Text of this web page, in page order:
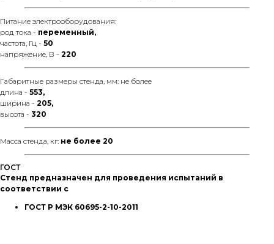
Питание электрооборудования:
род тока - переменный,
частота, Гц - 50
напряжение, В - 220
Габаритные размеры стенда, мм: не более
длина - 553,
ширина - 205,
высота - 320
Масса стенда, кг: не более 20
ГОСТ
Стенд предназначен для проведения испытаний в
соответствии с
ГОСТ Р МЭК 60695-2-10-2011